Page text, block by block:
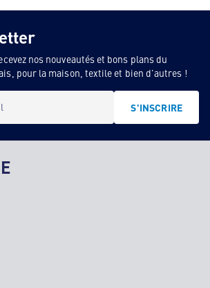
nos nouveautés et bons plans du
pour la maison, textile et bien d'autres !
S'INSCRIRE